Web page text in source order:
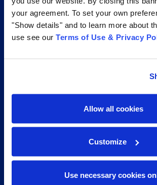
your agreement. To set your own
"Show details" and to learn more about
use see our Terms of Use & Privacy
Allow all cookies
Customize
Use necessary cookies
Digitalização de Documentos
Guarda Física e Gestão de Documentos